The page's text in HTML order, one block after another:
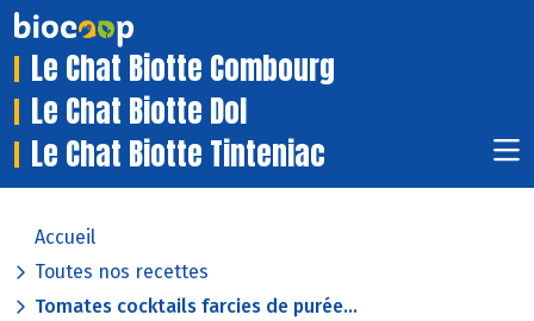
Le Chat Biotte Combourg
Le Chat Biotte Dol
Le Chat Biotte Tinteniac
Accueil
Toutes nos recettes
Tomates cocktails farcies de purée...